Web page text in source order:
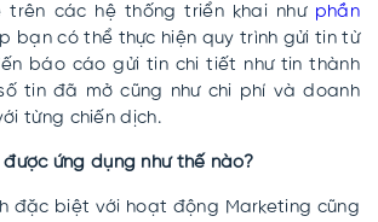
trên các hệ thống triển khai như phần
bạn có thể thực hiện quy trình gửi tin từ
báo cáo gửi tin chi tiết như tin thành
tin đã mở cũng như chi phí và doanh
từng chiến dịch.
được ứng dụng như thế nào?
đặc biệt với hoạt động Marketing cũng